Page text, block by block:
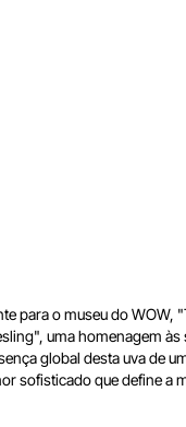
para o museu do WOW,
uma homenagem
global desta uva de
sofisticado que define a